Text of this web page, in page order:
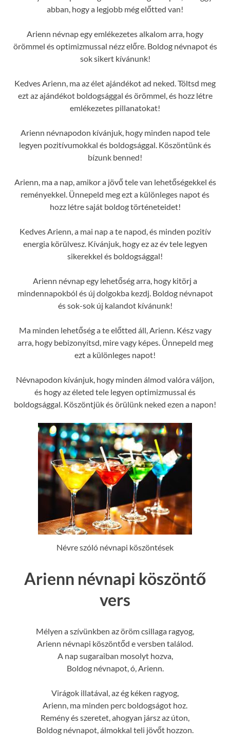
abban, hogy a legjobb még előtted van!
Arienn névnap egy emlékezetes alkalom arra, hogy
örömmel és optimizmussal nézz előre. Boldog névnapot és
sok sikert kívánunk!
Kedves Arienn, ma az élet ajándékot ad neked. Töltsd meg
ezt az ajándékot boldogsággal és örömmel, és hozz létre
emlékezetes pillanatokat!
Arienn névnapodon kívánjuk, hogy minden napod tele
legyen pozitívumokkal és boldogsággal. Köszöntünk és
bízunk benned!
Arienn, ma a nap, amikor a jövő tele van lehetőségekkel és
reményekkel. Ünnepeld meg ezt a különleges napot és
hozz létre saját boldog történeteidet!
Kedves Arienn, a mai nap a te napod, és minden pozitív
energia körülvesz. Kívánjuk, hogy ez az év tele legyen
sikerekkel és boldogsággal!
Arienn névnap egy lehetőség arra, hogy kitörj a
mindennapokból és új dolgokba kezdj. Boldog névnapot
és sok-sok új kalandot kívánunk!
Ma minden lehetőség a te előtted áll, Arienn. Kész vagy
arra, hogy bebizonyítsd, mire vagy képes. Ünnepeld meg
ezt a különleges napot!
Névnapodon kívánjuk, hogy minden álmod valóra váljon,
és hogy az életed tele legyen optimizmussal és
boldogsággal. Köszöntjük és örülünk neked ezen a napon!
Névre szóló névnapi köszöntések
Arienn névnapi köszöntő
vers
Mélyen a szívünkben az öröm csillaga ragyog,
Arienn névnapi köszöntőd e versben találod.
A nap sugaraiban mosolyt hozva,
Boldog névnapot, ó, Arienn.
Virágok illatával, az ég kéken ragyog,
Arienn, ma minden perc boldogságot hoz.
Remény és szeretet, ahogyan jársz az úton,
Boldog névnapot, álmokkal teli jövőt hozzon.